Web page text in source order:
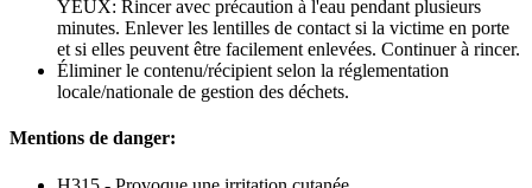
YEUX: Rincer avec précaution à l'eau pendant plusieurs
minutes. Enlever les lentilles de contact si la victime en porte
et si elles peuvent être facilement enlevées. Continuer à rincer.
Éliminer le contenu/récipient selon la réglementation
locale/nationale de gestion des déchets.
Mentions de danger: